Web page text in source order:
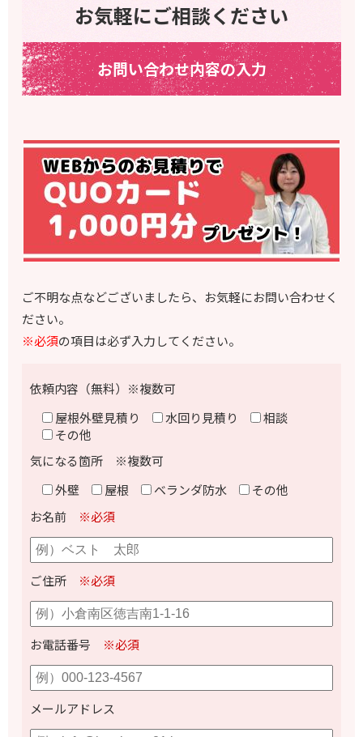
お気軽にご相談ください
お問い合わせ内容の入力
ご不明な点などございましたら、お気軽にお問い合わせく
ださい。
※必須の項目は必ず入力してください。
依頼内容（無料）※複数可
屋根外壁見積り
水回り見積り
相談
その他
気になる箇所 ※複数可
外壁
屋根 ベランダ防水
その他
お名前 ※必須
ご住所 ※必須
お電話番号 ※必須
メールアドレス